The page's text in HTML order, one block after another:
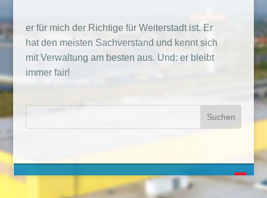
er für mich der Richtige für Weiterstadt ist. Er
hat den meisten Sachverstand und kennt sich
mit Verwaltung am besten aus. Und: er bleibt
immer fair!